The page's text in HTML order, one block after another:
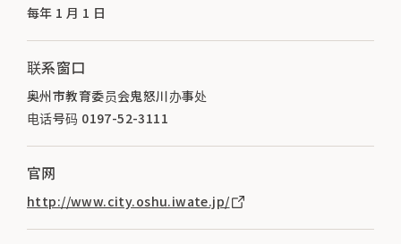
每年 1 月 1 日
联系窗口
奥州市教育委员会鬼怒川办事处
电话号码 0197-52-3111
官网
http://www.city.oshu.iwate.jp/